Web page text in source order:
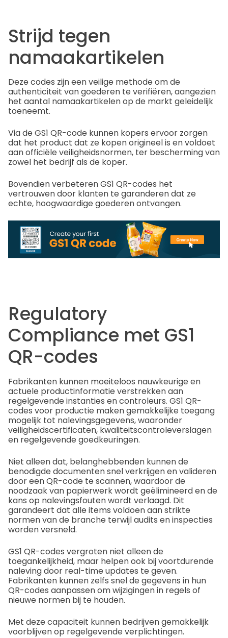
Strijd tegen
namaakartikelen
Deze codes zijn een veilige methode om de
authenticiteit van goederen te verifiëren, aangezien
het aantal namaakartikelen op de markt geleidelijk
toeneemt.
Via de GS1 QR-code kunnen kopers ervoor zorgen
dat het product dat ze kopen origineel is en voldoet
aan officiële veiligheidsnormen, ter bescherming van
zowel het bedrijf als de koper.
Bovendien verbeteren GS1 QR-codes het
vertrouwen door klanten te garanderen dat ze
echte, hoogwaardige goederen ontvangen.
Regulatory
Compliance met GS1
QR-codes
Fabrikanten kunnen moeiteloos nauwkeurige en
actuele productinformatie verstrekken aan
regelgevende instanties en controleurs. GS1 QR-
codes voor productie maken gemakkelijke toegang
mogelijk tot nalevingsgegevens, waaronder
veiligheidscertificaten, kwaliteitscontroleverslagen
en regelgevende goedkeuringen.
Niet alleen dat, belanghebbenden kunnen de
benodigde documenten snel verkrijgen en valideren
door een QR-code te scannen, waardoor de
noodzaak van papierwerk wordt geëlimineerd en de
kans op nalevingsfouten wordt verlaagd. Dit
garandeert dat alle items voldoen aan strikte
normen van de branche terwijl audits en inspecties
worden versneld.
GS1 QR-codes vergroten niet alleen de
toegankelijkheid, maar helpen ook bij voortdurende
naleving door real-time updates te geven.
Fabrikanten kunnen zelfs snel de gegevens in hun
QR-codes aanpassen om wijzigingen in regels of
nieuwe normen bij te houden.
Met deze capaciteit kunnen bedrijven gemakkelijk
voorblijven op regelgevende verplichtingen.